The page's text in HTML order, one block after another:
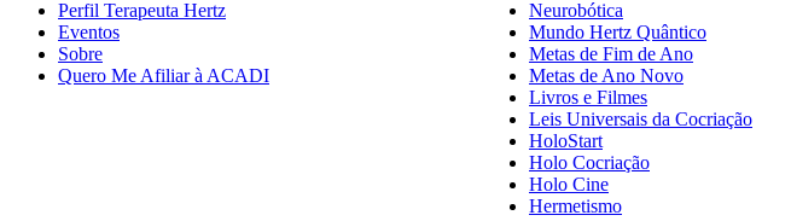
Perfil Terapeuta Hertz
Eventos
Sobre
Quero Me Afiliar à ACADI
Neurobótica
Mundo Hertz Quântico
Metas de Fim de Ano
Metas de Ano Novo
Livros e Filmes
Leis Universais da Cocriação
HoloStart
Holo Cocriação
Holo Cine
Hermetismo